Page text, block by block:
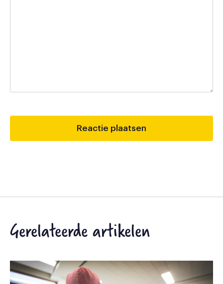
Gerelateerde artikelen